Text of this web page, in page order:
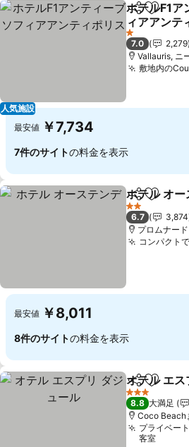
人気施設
シェアお気に
ホテルF1ア
ィアアンテ
料金を表示
1 ホテルのランク
7.0
2,279
Vallauris, ニ
敷地内の
最安値 ￥7,734
7件のサイトの料金を表示
シェアお気に
ホテル オー
2 ホテルのランク
6.7
3,874
プロムナー
コンパクト
最安値 ￥8,011
8件のサイトの料金を表示
シェアお気に
オテル エ
3 ホテルのランク
8.8 大満足
Coco Beach
プライベー
客室